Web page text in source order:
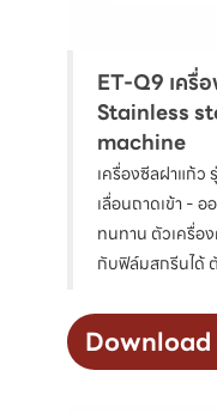
ET-Q9 เครื่
Stainless
machine
เครื่องซีลฝาแก้ว
เลื่อนถาดเข้า -
ทนทาน ตัวเครื่อ
กับฟิล์มสกรีนได้
Download